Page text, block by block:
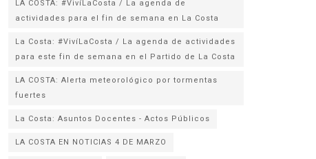
LA COSTA: #VivíLaCosta / La agenda de
actividades para el fin de semana en La Costa
La Costa: #VivíLaCosta / La agenda de actividades
para este fin de semana en el Partido de La Costa
LA COSTA: Alerta meteorológico por tormentas
fuertes
La Costa: Asuntos Docentes - Actos Públicos
LA COSTA EN NOTICIAS 4 DE MARZO